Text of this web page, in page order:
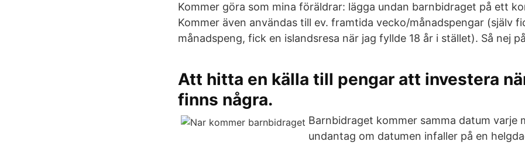
Kommer göra som mina föräldrar: lägga undan barnbidraget på ett
Kommer även användas till ev. framtida vecko/månadspengar (själv
månadspeng, fick en islandsresa när jag fyllde 18 år i stället). Så nej
Att hitta en källa till pengar att investera
finns några.
Barnbidraget kommer samma datum varje
undantag om datumen infaller på en